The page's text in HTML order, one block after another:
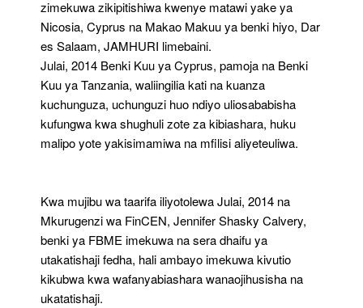
zimekuwa zikipitishiwa kwenye matawi yake ya
Nicosia, Cyprus na Makao Makuu ya benki hiyo, Dar
es Salaam, JAMHURI limebaini.
Julai, 2014 Benki Kuu ya Cyprus, pamoja na Benki
Kuu ya Tanzania, waliingilia kati na kuanza
kuchunguza, uchunguzi huo ndiyo uliosababisha
kufungwa kwa shughuli zote za kibiashara, huku
malipo yote yakisimamiwa na mfilisi aliyeteuliwa.
Kwa mujibu wa taarifa iliyotolewa Julai, 2014 na
Mkurugenzi wa FinCEN, Jennifer Shasky Calvery,
benki ya FBME imekuwa na sera dhaifu ya
utakatishaji fedha, hali ambayo imekuwa kivutio
kikubwa kwa wafanyabiashara wanaojihusisha na
ukatatishaji.